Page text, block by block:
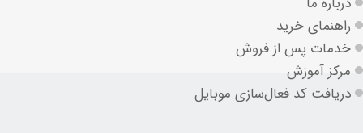
راهنمای خرید
خدمات پس از فروش
مرکز آموزش
دریافت کد فعال‌سازی موبایل